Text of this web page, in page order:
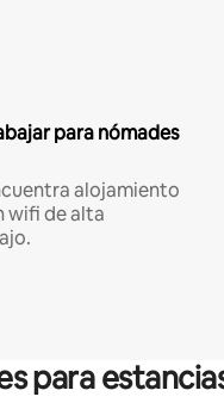
para nómades
alojamiento
wifi de alta
para